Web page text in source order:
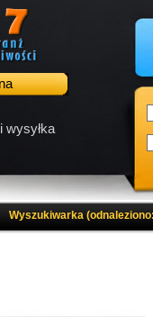
wysyłka
Wyszukiwarka